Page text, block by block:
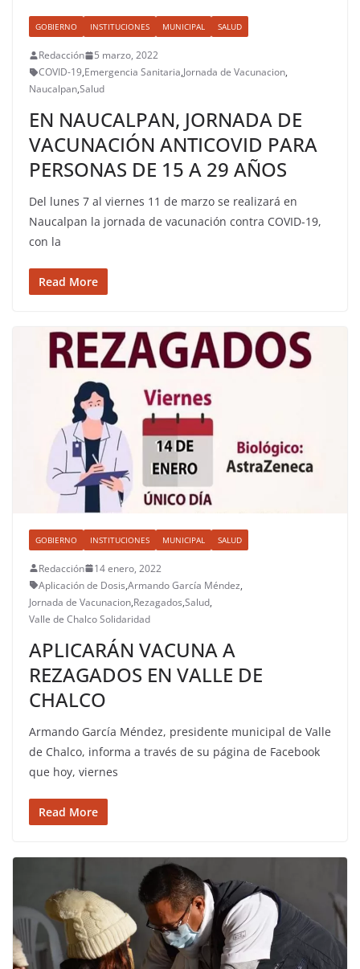
GOBIERNO INSTITUCIONES MUNICIPAL SALUD
Redacción
5 marzo, 2022
COVID-19,Emergencia Sanitaria,Jornada de Vacunacion,
Naucalpan,Salud
EN NAUCALPAN, JORNADA DE
VACUNACIÓN ANTICOVID PARA
PERSONAS DE 15 A 29 AÑOS
Del lunes 7 al viernes 11 de marzo se realizará en
Naucalpan la jornada de vacunación contra COVID-19,
con la
Read More
GOBIERNO INSTITUCIONES MUNICIPAL SALUD
Redacción
14 enero, 2022
Aplicación de Dosis,Armando García Méndez,
Jornada de Vacunacion,Rezagados,Salud,
Valle de Chalco Solidaridad
APLICARÁN VACUNA A
REZAGADOS EN VALLE DE
CHALCO
Armando García Méndez, presidente municipal de Valle
de Chalco, informa a través de su página de Facebook
que hoy, viernes
Read More